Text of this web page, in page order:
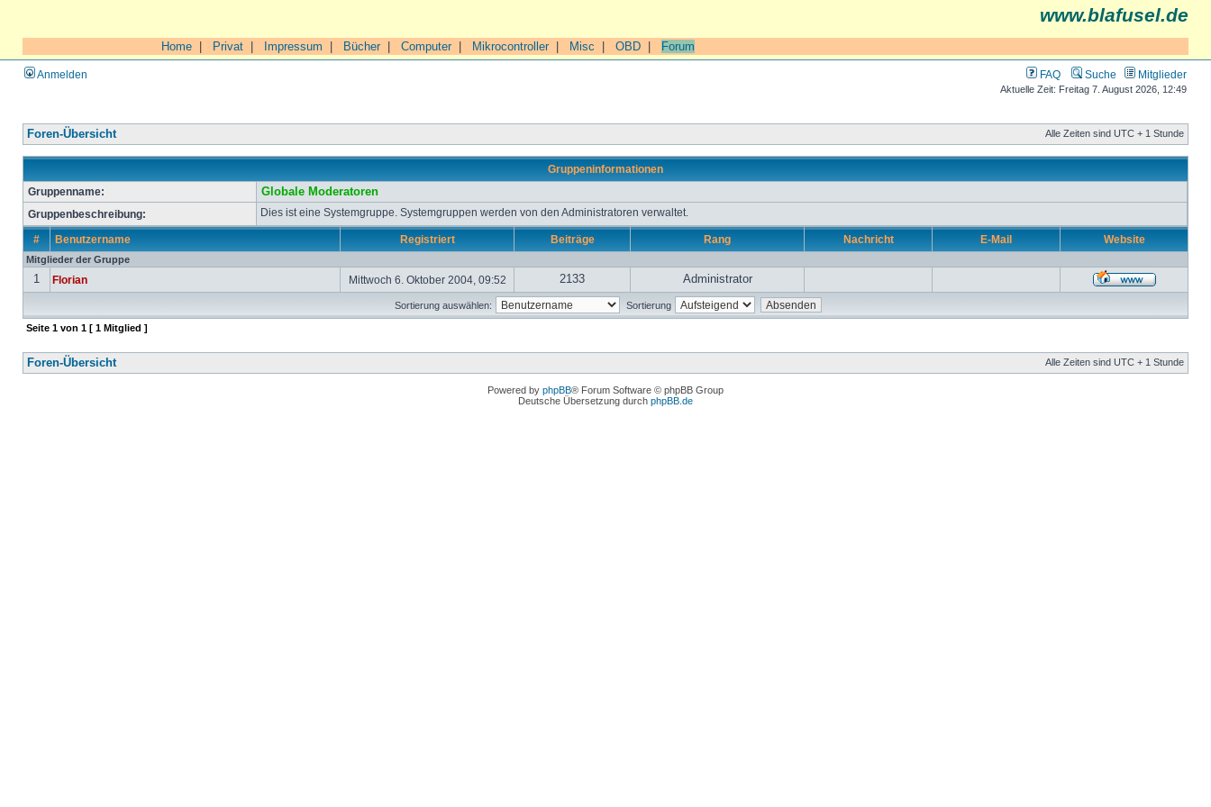
www.blafusel.de
Home Privat Impressum Bücher| Computer| Mikrocontroller| Misc OBD Forum
Anmelden FAQ Suche Mitglieder
Aktuelle Zeit: Freitag 7. August 2026, 12:49
Foren-Übersicht Alle Zeiten sind UTC + 1 Stunde
Gruppeninformationen
Gruppenname:
Globale Moderatoren
Gruppenbeschreibung: Dies ist eine Systemgruppe. Systemgruppen werden von den Administratoren verwaltet.
# Benutzername Registriert Beiträge Rang Nachricht E-Mail Website
Mitglieder der Gruppe
1 Florian Mittwoch 6. Oktober 2004, 09:52 2133 Administrator
Sortierung auswählen: Sortierung
Seite 1 von 1 [ 1 Mitglied ]
Foren-Übersicht Alle Zeiten sind UTC + 1 Stunde
Powered by phpBB® Forum Software © phpBB Group
Deutsche Übersetzung durch phpBB.de